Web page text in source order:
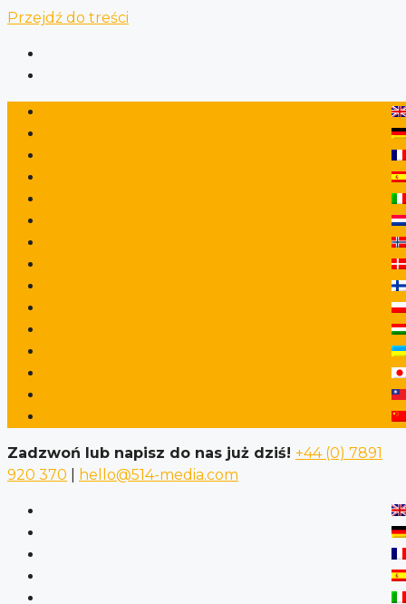
Przejdź do treści
Zadzwoń lub napisz do nas już dziś! +44 (0) 7891
920 370
hello@514-media.com